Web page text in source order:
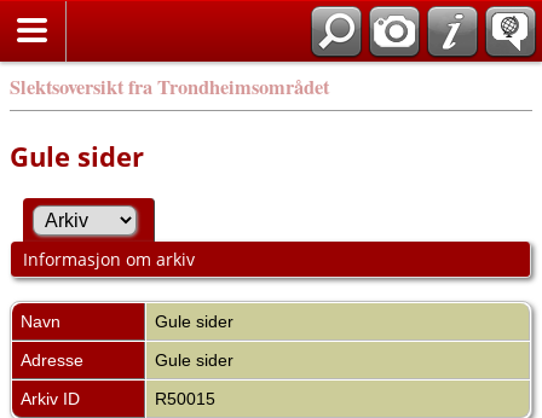
Slektsoversikt fra Trondheimsområdet
Gule sider
Informasjon om arkiv
Navn
Gule sider
Adresse
Gule sider
Arkiv ID
R50015